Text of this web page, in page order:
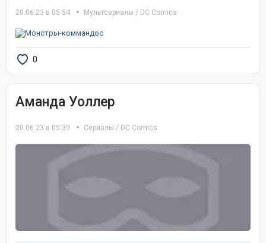
20.06.23 в 05:54 Мультсериалы / DC Comics
0
Аманда Уоллер
20.06.23 в 05:39 Сериалы / DC Comics